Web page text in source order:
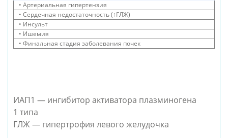
• Артериальная гипертензия
• Cердечная недостаточность (↑ГЛЖ)
• Инсульт
• Ишемия
• Финальная стадия заболевания почек
ИАП1 — ингибитор активатора плазминогена
1 типа
ГЛЖ — гипертрофия левого желудочка